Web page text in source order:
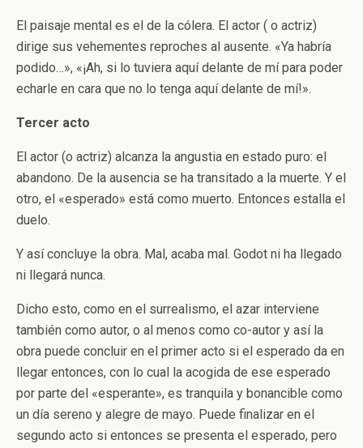
El paisaje mental es el de la cólera. El actor ( o actriz)
dirige sus vehementes reproches al ausente. «Ya habría
podido…», «¡Ah, si lo tuviera aquí delante de mí para poder
echarle en cara que no lo tenga aquí delante de mí!».
Tercer acto
El actor (o actriz) alcanza la angustia en estado puro: el
abandono. De la ausencia se ha transitado a la muerte. Y el
otro, el «esperado» está como muerto. Entonces estalla el
duelo.
Y así concluye la obra. Mal, acaba mal. Godot ni ha llegado
ni llegará nunca.
Dicho esto, como en el surrealismo, el azar interviene
también como autor, o al menos como co-autor y así la
obra puede concluir en el primer acto si el esperado da en
llegar entonces, con lo cual la acogida de ese esperado
por parte del «esperante», es tranquila y bonancible como
un día sereno y alegre de mayo. Puede finalizar en el
segundo acto si entonces se presenta el esperado, pero